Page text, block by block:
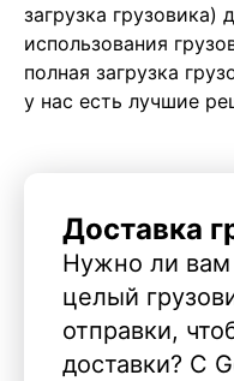
загрузка грузовика)
использования
полная загрузка
у нас есть лучшие
Доставка
Нужно ли вам
целый
отправки,
доставки? С